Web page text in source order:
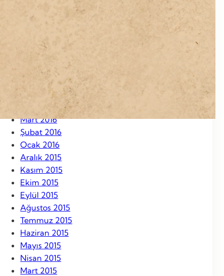
Aralık 2016
Kasım 2016
Eylül 2016
Ağustos 2016
Temmuz 2016
Haziran 2016
Mayıs 2016
Nisan 2016
Mart 2016
Şubat 2016
Ocak 2016
Aralık 2015
Kasım 2015
Ekim 2015
Eylül 2015
Ağustos 2015
Temmuz 2015
Haziran 2015
Mayıs 2015
Nisan 2015
Mart 2015